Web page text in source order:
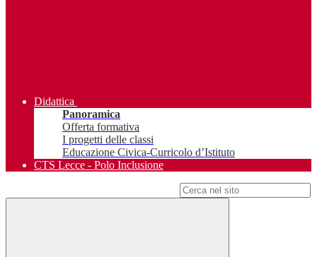
Didattica
Panoramica
Offerta formativa
I progetti delle classi
Educazione Civica-Curricolo d’Istituto
CTS Lecce - Polo Inclusione